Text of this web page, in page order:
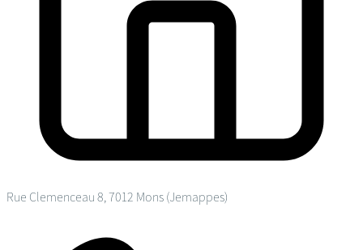
Rue Clemenceau 8, 7012 Mons (Jemappes)